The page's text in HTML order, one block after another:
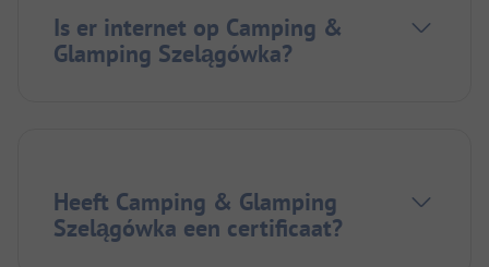
Is er internet op Camping &
Glamping Szelągówka?
Heeft Camping & Glamping
Szelągówka een certificaat?